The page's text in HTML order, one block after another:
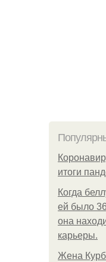
итоги
Когда
ей было
она
карьеры.
Жена